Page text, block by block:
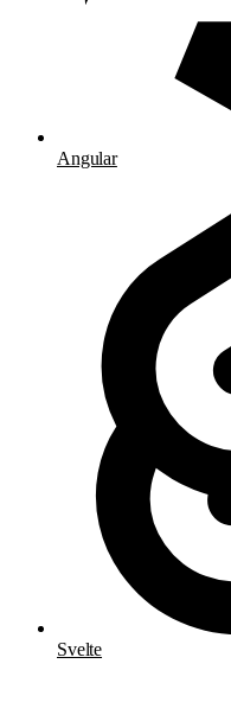
Angular
Svelte